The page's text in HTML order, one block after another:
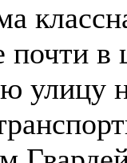
почти в
улицу